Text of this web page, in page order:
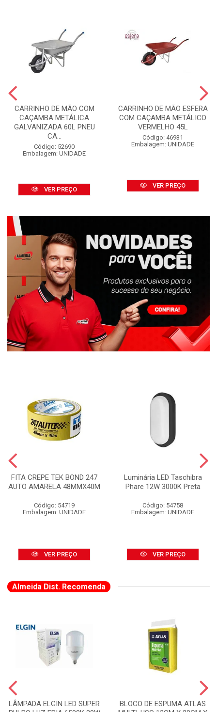
CARRINHO DE MÃO COM
CAÇAMBA METÁLICA
GALVANIZADA 60L PNEU
CA...
Código: 52690
Embalagem: UNIDADE
VER PREÇO
CARRINHO DE MÃO ESFERA
COM CAÇAMBA METÁLICO
VERMELHO 45L
Código: 46931
Embalagem: UNIDADE
VER PREÇO
FITA CREPE TEK BOND 247
AUTO AMARELA 48MMX40M
Código: 54719
Embalagem: UNIDADE
VER PREÇO
Luminária LED Taschibra
Phare 12W 3000K Preta
Código: 54758
Embalagem: UNIDADE
VER PREÇO
Almeida Dist. Recomenda
LÂMPADA ELGIN LED SUPER
BLOCO DE ESPUMA ATLAS